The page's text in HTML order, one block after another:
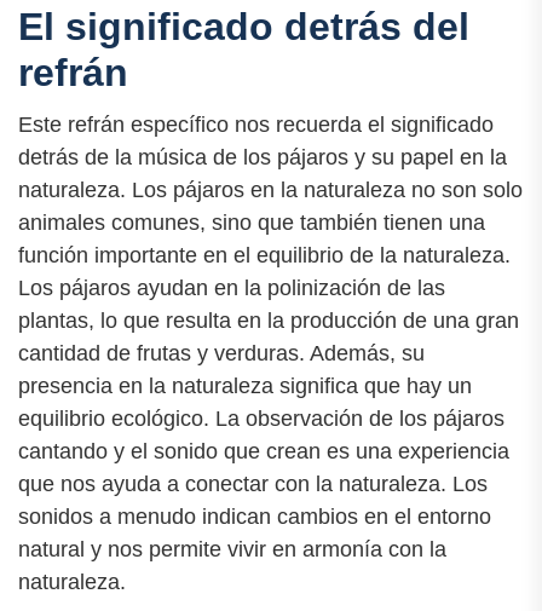
El significado detrás del
refrán
Este refrán específico nos recuerda el significado
detrás de la música de los pájaros y su papel en la
naturaleza. Los pájaros en la naturaleza no son solo
animales comunes, sino que también tienen una
función importante en el equilibrio de la naturaleza.
Los pájaros ayudan en la polinización de las
plantas, lo que resulta en la producción de una gran
cantidad de frutas y verduras. Además, su
presencia en la naturaleza significa que hay un
equilibrio ecológico. La observación de los pájaros
cantando y el sonido que crean es una experiencia
que nos ayuda a conectar con la naturaleza. Los
sonidos a menudo indican cambios en el entorno
natural y nos permite vivir en armonía con la
naturaleza.